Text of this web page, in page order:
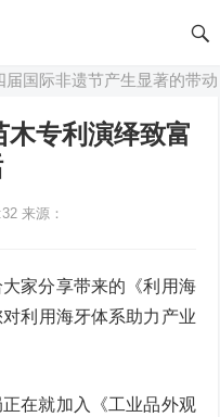
际非遗节产生显著的带动效益
木专利演绎致富
来源：
家分享带来的《利用海
利用海牙体系助力产业
在就加入《工业品外观